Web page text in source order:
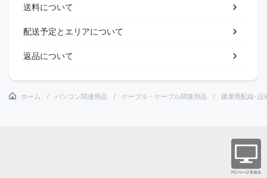
送料について
配送予定とエリアについて
返品について
ホーム パソコン関連用品 ケーブル・ケーブル関連用品 建屋用配線･設